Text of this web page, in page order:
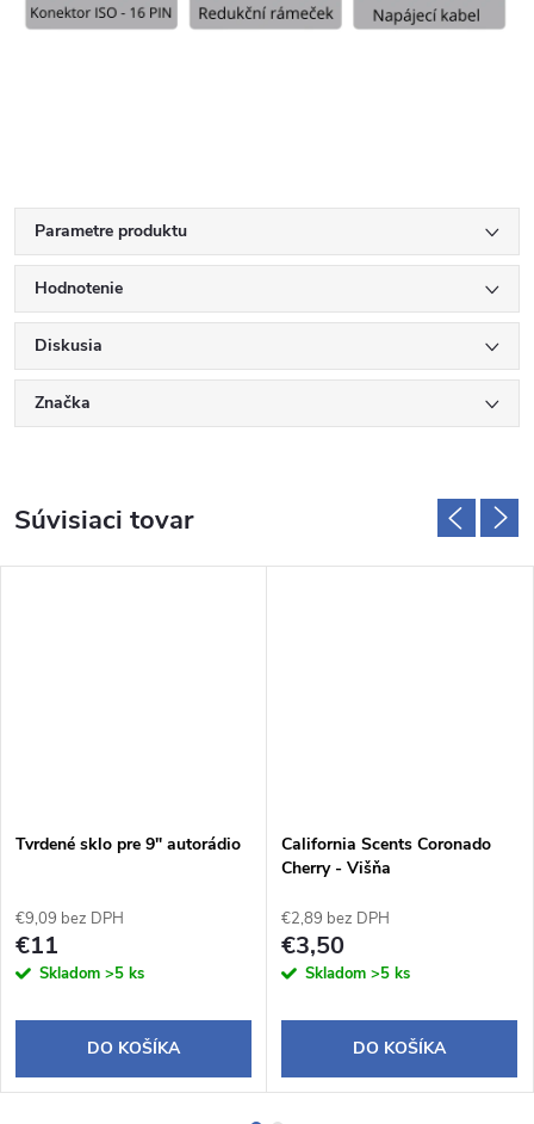
Parametre produktu
Hodnotenie
Diskusia
Značka
Súvisiaci tovar
Tvrdené sklo pre 9" autorádio
€9,09 bez DPH
€11
Skladom >5 ks
DO KOŠÍKA
California Scents Coronado
Cherry - Višňa
€2,89 bez DPH
€3,50
Skladom >5 ks
DO KOŠÍKA